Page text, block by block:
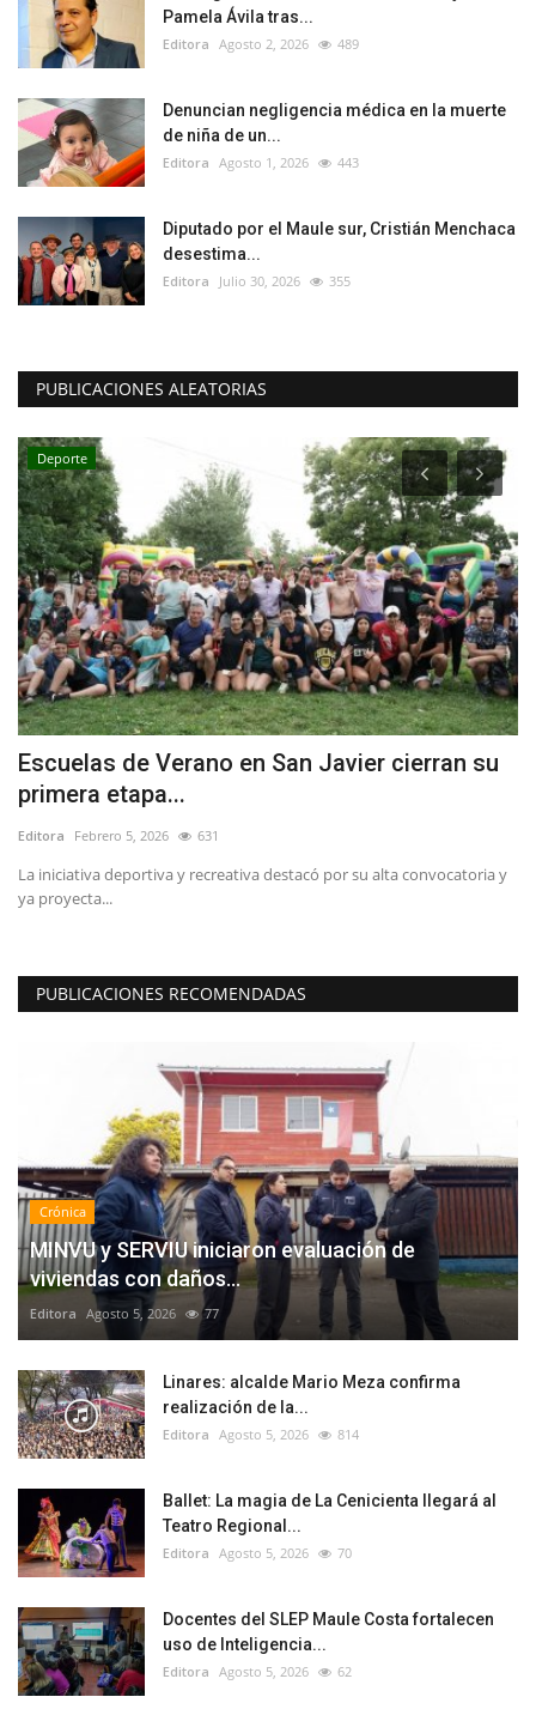
Pamela Ávila tras...
Editora Agosto 2, 2026 489
Denuncian negligencia médica en la muerte
de niña de un...
Editora Agosto 1, 2026 443
Diputado por el Maule sur, Cristián Menchaca
desestima...
Editora Julio 30, 2026 355
PUBLICACIONES ALEATORIAS
Deporte
Escuelas de Verano en San Javier cierran su
primera etapa...
Editora Febrero 5, 2026 631
La iniciativa deportiva y recreativa destacó por su alta convocatoria y
ya proyecta...
PUBLICACIONES RECOMENDADAS
Crónica
MINVU y SERVIU iniciaron evaluación de
viviendas con daños...
Editora Agosto 5, 2026 77
Linares: alcalde Mario Meza confirma
realización de la...
Editora Agosto 5, 2026 814
Ballet: La magia de La Cenicienta llegará al
Teatro Regional...
Editora Agosto 5, 2026 70
Docentes del SLEP Maule Costa fortalecen
uso de Inteligencia...
Editora Agosto 5, 2026 62